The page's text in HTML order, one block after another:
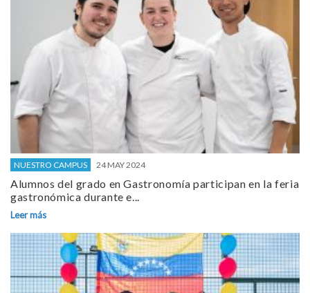
NUESTRO CAMPUS 24 MAY 2024
Alumnos del grado en Gastronomía participan en la feria
gastronómica durante e...
Leer más